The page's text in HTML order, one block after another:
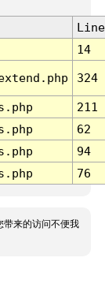
Line
14
324
211
62
94
76
带来的访问不便我